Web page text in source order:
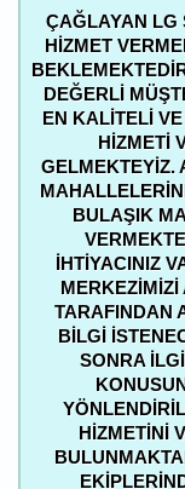
ÇAĞLAYAN LG
HIZMET
DEĞERLI
EN KALITELI
HIZMETI
GELMEKTEYIZ.
BULAŞIK
IHTIYACINIZ
TARAFINDAN
BILGI
SONRA
HIZMETINI